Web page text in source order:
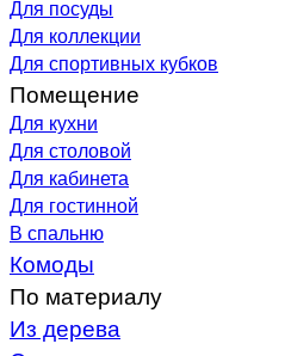
Для посуды
Для коллекции
Для спортивных кубков
Помещение
Для кухни
Для столовой
Для кабинета
Для гостинной
В спальню
Комоды
По материалу
Из дерева